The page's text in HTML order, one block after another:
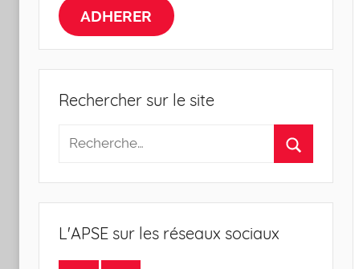
Sociologie
de
l'Entreprise
ADHERER
Rechercher sur le site
L'APSE sur les réseaux sociaux